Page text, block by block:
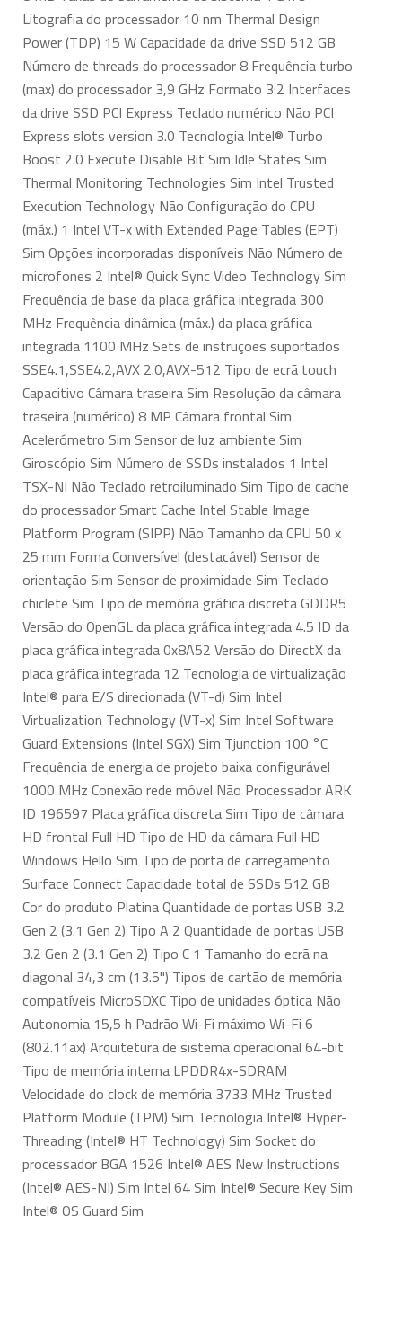
Litografia do processador 10 nm Thermal Design
Power (TDP) 15 W Capacidade da drive SSD 512 GB
Número de threads do processador 8 Frequência turbo
(max) do processador 3,9 GHz Formato 3:2 Interfaces
da drive SSD PCI Express Teclado numérico Não PCI
Express slots version 3.0 Tecnologia Intel® Turbo
Boost 2.0 Execute Disable Bit Sim Idle States Sim
Thermal Monitoring Technologies Sim Intel Trusted
Execution Technology Não Configuração do CPU
(máx.) 1 Intel VT-x with Extended Page Tables (EPT)
Sim Opções incorporadas disponíveis Não Número de
microfones 2 Intel® Quick Sync Video Technology Sim
Frequência de base da placa gráfica integrada 300
MHz Frequência dinâmica (máx.) da placa gráfica
integrada 1100 MHz Sets de instruções suportados
SSE4.1,SSE4.2,AVX 2.0,AVX-512 Tipo de ecrã touch
Capacitivo Câmara traseira Sim Resolução da câmara
traseira (numérico) 8 MP Câmara frontal Sim
Acelerómetro Sim Sensor de luz ambiente Sim
Giroscópio Sim Número de SSDs instalados 1 Intel
TSX-NI Não Teclado retroiluminado Sim Tipo de cache
do processador Smart Cache Intel Stable Image
Platform Program (SIPP) Não Tamanho da CPU 50 x
25 mm Forma Conversível (destacável) Sensor de
orientação Sim Sensor de proximidade Sim Teclado
chiclete Sim Tipo de memória gráfica discreta GDDR5
Versão do OpenGL da placa gráfica integrada 4.5 ID da
placa gráfica integrada 0x8A52 Versão do DirectX da
placa gráfica integrada 12 Tecnologia de virtualização
Intel® para E/S direcionada (VT-d) Sim Intel
Virtualization Technology (VT-x) Sim Intel Software
Guard Extensions (Intel SGX) Sim Tjunction 100 °C
Frequência de energia de projeto baixa configurável
1000 MHz Conexão rede móvel Não Processador ARK
ID 196597 Placa gráfica discreta Sim Tipo de câmara
HD frontal Full HD Tipo de HD da câmara Full HD
Windows Hello Sim Tipo de porta de carregamento
Surface Connect Capacidade total de SSDs 512 GB
Cor do produto Platina Quantidade de portas USB 3.2
Gen 2 (3.1 Gen 2) Tipo A 2 Quantidade de portas USB
3.2 Gen 2 (3.1 Gen 2) Tipo C 1 Tamanho do ecrã na
diagonal 34,3 cm (13.5") Tipos de cartão de memória
compatíveis MicroSDXC Tipo de unidades óptica Não
Autonomia 15,5 h Padrão Wi-Fi máximo Wi-Fi 6
(802.11ax) Arquitetura de sistema operacional 64-bit
Tipo de memória interna LPDDR4x-SDRAM
Velocidade do clock de memória 3733 MHz Trusted
Platform Module (TPM) Sim Tecnologia Intel® Hyper-
Threading (Intel® HT Technology) Sim Socket do
processador BGA 1526 Intel® AES New Instructions
(Intel® AES-NI) Sim Intel 64 Sim Intel® Secure Key Sim
Intel® OS Guard Sim